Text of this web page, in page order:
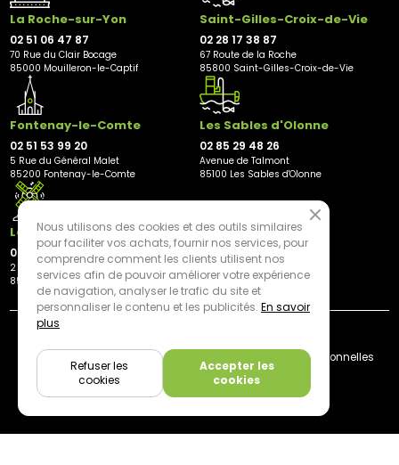
La Roche-sur-Yon
02 51 06 47 87
70 Rue du Clair Bocage
85000 Mouilleron-le-Captif
Saint-Gilles-Croix-de-Vie
02 28 17 38 87
67 Route de la Roche
85800 Saint-Gilles-Croix-de-Vie
Fontenay-le-Comte
02 51 53 99 20
5 Rue du Général Malet
85200 Fontenay-le-Comte
Les Sables d'Olonne
02 85 29 48 26
Avenue de Talmont
85100 Les Sables d'Olonne
Les Herbiers
02 21 81 23 11
2 rue des Peupliers
85500 Les Herbiers
Livraison
Plan du site Mentions légales
Données personnelles
Cookies
Nous utilisons des cookies et des outils similaires
pour faciliter vos achats, fournir nos services, pour
comprendre comment les clients utilisent nos
services afin de pouvoir améliorer votre expérience
de navigation, analyser le trafic du site et
personnaliser le contenu et les publicités. En savoir
plus
Accepter les
cookies
Refuser les
cookies